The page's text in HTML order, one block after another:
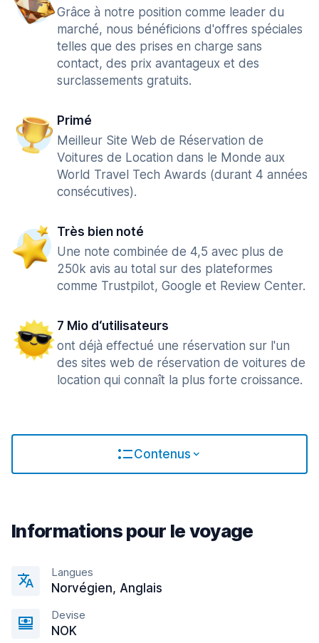
Grâce à notre position comme leader du
marché, nous bénéficions d'offres spéciales
telles que des prises en charge sans
contact, des prix avantageux et des
surclassements gratuits.
Primé
Meilleur Site Web de Réservation de
Voitures de Location dans le Monde aux
World Travel Tech Awards (durant 4 années
consécutives).
Très bien noté
Une note combinée de 4,5 avec plus de
250k avis au total sur des plateformes
comme Trustpilot, Google et Review Center.
7 Mio d‘utilisateurs
ont déjà effectué une réservation sur l'un
des sites web de réservation de voitures de
location qui connaît la plus forte croissance.
Contenus
Informations pour le voyage
Langues
Norvégien, Anglais
Devise
NOK